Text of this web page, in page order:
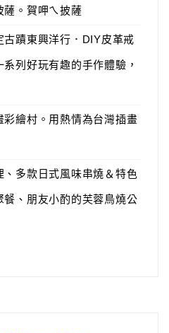
薩。賀呷ㄟ披薩
古蹟東興洋行．DIY皮革戒
列好玩有趣的手作體驗，
繪村。用熱情為台灣插畫
多款日式風味串燒＆特色
、朋友小酌的芙蓉鳥燒公